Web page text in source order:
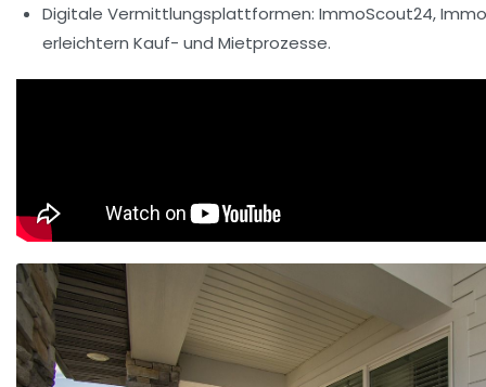
Digitale Vermittlungsplattformen: ImmoScout24,
erleichtern Kauf- und Mietprozesse.